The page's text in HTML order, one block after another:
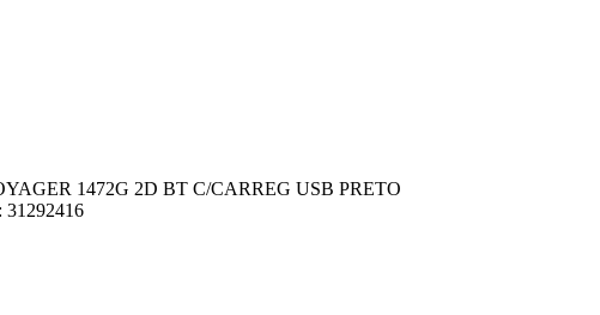
1472G 2D BT C/CARREG USB PRETO
: 31292416